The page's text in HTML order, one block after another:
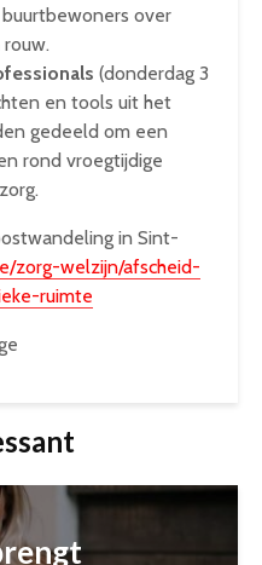
over
(donderdag 3
en tools uit het
gedeeld om een
rond vroegtijdige
in Sint-
zorg-welzijn/afscheid-
ruimte